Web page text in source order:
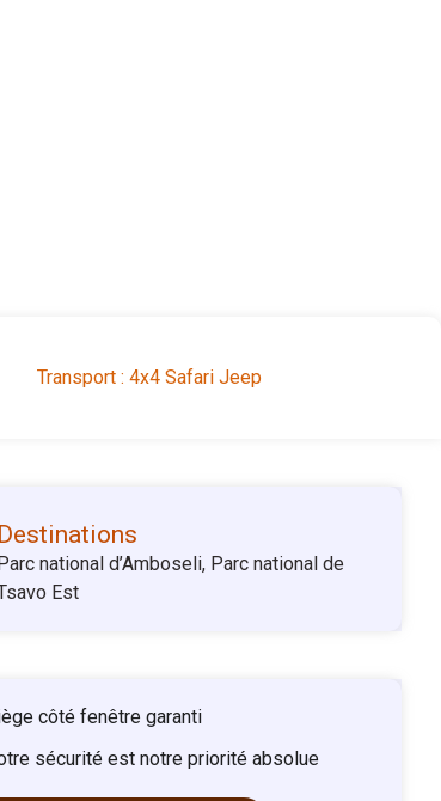
Transport : 4x4 Safari Jeep
national d’Amboseli, Parc national de
Est
côté fenêtre garanti
sécurité est notre priorité absolue